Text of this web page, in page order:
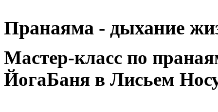
Пранаяма - дыхание
Мастер-класс по
ЙогаБаня в Лисьем